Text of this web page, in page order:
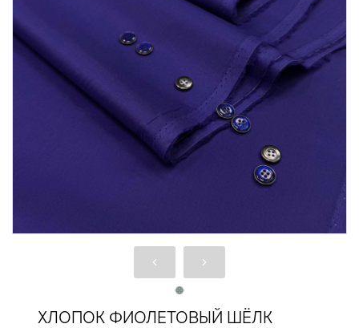
ХЛОПОК ФИОЛЕТОВЫЙ ШЁЛК